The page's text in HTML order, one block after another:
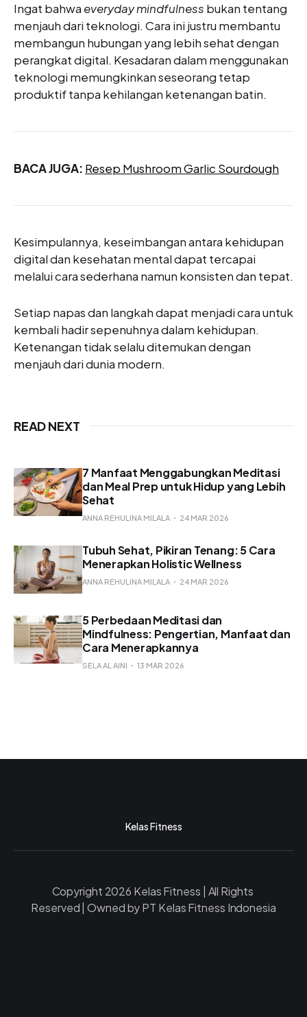
Ingat bahwa everyday mindfulness bukan tentang
menjauh dari teknologi. Cara ini justru membantu
membangun hubungan yang lebih sehat dengan
perangkat digital. Kesadaran dalam menggunakan
teknologi memungkinkan seseorang tetap
produktif tanpa kehilangan ketenangan batin.
BACA JUGA: Resep Mushroom Garlic Sourdough
Kesimpulannya, keseimbangan antara kehidupan
digital dan kesehatan mental dapat tercapai
melalui cara sederhana namun konsisten dan tepat.
Setiap napas dan langkah dapat menjadi cara untuk
kembali hadir sepenuhnya dalam kehidupan.
Ketenangan tidak selalu ditemukan dengan
menjauh dari dunia modern.
READ NEXT
7 Manfaat Menggabungkan Meditasi
dan Meal Prep untuk Hidup yang Lebih
Sehat
ANNA REHULINA MILALA 24 MAR 2026
Tubuh Sehat, Pikiran Tenang: 5 Cara
Menerapkan Holistic Wellness
ANNA REHULINA MILALA 24 MAR 2026
5 Perbedaan Meditasi dan
Mindfulness: Pengertian, Manfaat dan
Cara Menerapkannya
SELA AL AINI 13 MAR 2026
Kelas Fitness
Copyright 2026 Kelas Fitness | All Rights
Reserved | Owned by PT Kelas Fitness Indonesia